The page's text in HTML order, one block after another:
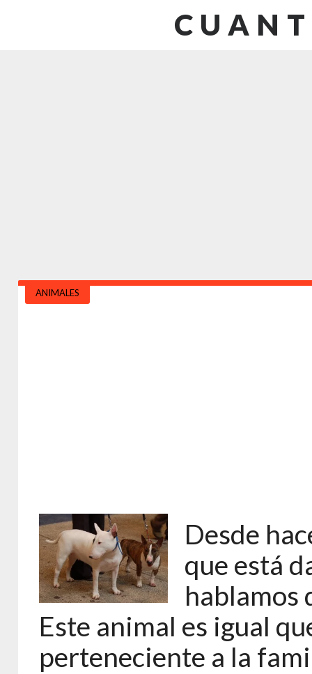
ANIMALES
Desde
que está
hablamos
Este animal es igual
perteneciente a la